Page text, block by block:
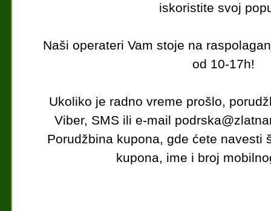
iskoristite svoj
Naši operateri Vam stoje na
od 10-17h!
Ukoliko je radno vreme prošlo,
Viber, SMS ili e-mail
Porudžbina kupona, gde ćete navesti
kupona, ime i broj